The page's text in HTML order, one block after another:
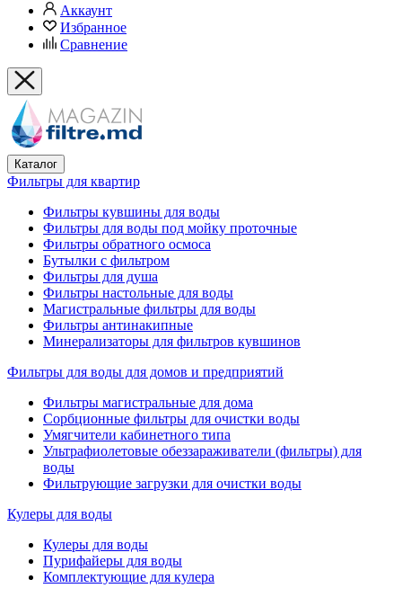
Аккаунт
Избранное
Сравнение
Каталог
Фильтры для квартир
Фильтры кувшины для воды
Фильтры для воды под мойку проточные
Фильтры обратного осмоса
Бутылки с фильтром
Фильтры для душа
Фильтры настольные для воды
Магистральные фильтры для воды
Фильтры антинакипные
Минерализаторы для фильтров кувшинов
Фильтры для воды для домов и предприятий
Фильтры магистральные для дома
Сорбционные фильтры для очистки воды
Умягчители кабинетного типа
Ультрафиолетовые обеззараживатели (фильтры) для
воды
Фильтрующие загрузки для очистки воды
Кулеры для воды
Кулеры для воды
Пурифайеры для воды
Комплектующие для кулера